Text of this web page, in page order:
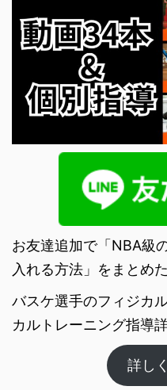
お友達追加で「NBA級
入れる方法」をまとめ
バスケ選手のフィジカ
カルトレーニング指導
詳し